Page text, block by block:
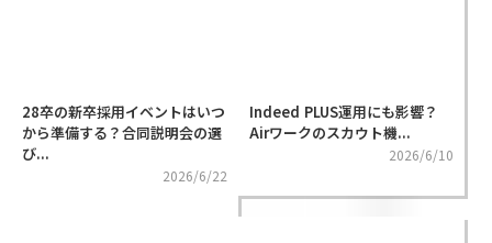
28卒の新卒採用イベントはいつ
から準備する？合同説明会の選
び...
2026/6/22
Indeed PLUS運用にも影響？
Airワークのスカウト機...
2026/6/10